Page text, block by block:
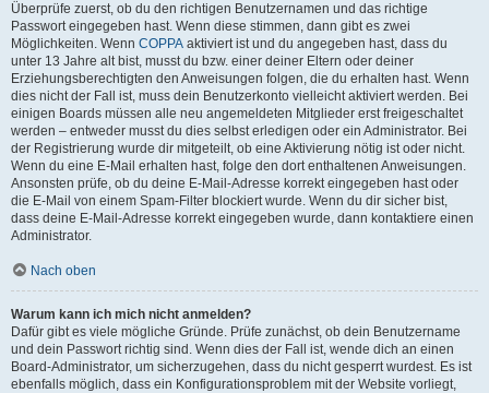
Überprüfe zuerst, ob du den richtigen Benutzernamen und das richtige
Passwort eingegeben hast. Wenn diese stimmen, dann gibt es zwei
Möglichkeiten. Wenn COPPA aktiviert ist und du angegeben hast, dass du
unter 13 Jahre alt bist, musst du bzw. einer deiner Eltern oder deiner
Erziehungsberechtigten den Anweisungen folgen, die du erhalten hast. Wenn
dies nicht der Fall ist, muss dein Benutzerkonto vielleicht aktiviert werden. Bei
einigen Boards müssen alle neu angemeldeten Mitglieder erst freigeschaltet
werden – entweder musst du dies selbst erledigen oder ein Administrator. Bei
der Registrierung wurde dir mitgeteilt, ob eine Aktivierung nötig ist oder nicht.
Wenn du eine E-Mail erhalten hast, folge den dort enthaltenen Anweisungen.
Ansonsten prüfe, ob du deine E-Mail-Adresse korrekt eingegeben hast oder
die E-Mail von einem Spam-Filter blockiert wurde. Wenn du dir sicher bist,
dass deine E-Mail-Adresse korrekt eingegeben wurde, dann kontaktiere einen
Administrator.
Nach oben
Warum kann ich mich nicht anmelden?
Dafür gibt es viele mögliche Gründe. Prüfe zunächst, ob dein Benutzername
und dein Passwort richtig sind. Wenn dies der Fall ist, wende dich an einen
Board-Administrator, um sicherzugehen, dass du nicht gesperrt wurdest. Es ist
ebenfalls möglich, dass ein Konfigurationsproblem mit der Website vorliegt,